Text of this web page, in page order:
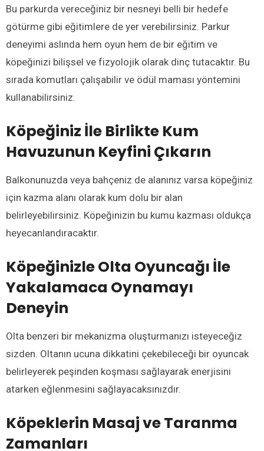
Bu parkurda vereceğiniz bir nesneyi belli bir hedefe
götürme gibi eğitimlere de yer verebilirsiniz. Parkur
deneyimi aslında hem oyun hem de bir eğitim ve
köpeğinizi bilişsel ve fizyolojik olarak dinç tutacaktır. Bu
sırada komutları çalışabilir ve ödül maması yöntemini
kullanabilirsiniz.
Köpeğiniz İle Birlikte Kum
Havuzunun Keyfini Çıkarın
Balkonunuzda veya bahçeniz de alanınız varsa köpeğiniz
için kazma alanı olarak kum dolu bir alan
belirleyebilirsiniz. Köpeğinizin bu kumu kazması oldukça
heyecanlandıracaktır.
KöpeğinizleOlta Oyuncağı İle
Yakalamaca Oynamayı
Deneyin
Olta benzeri bir mekanizma oluşturmanızı isteyeceğiz
sizden. Oltanın ucuna dikkatini çekebileceği bir oyuncak
belirleyerek peşinden koşması sağlayarak enerjisini
atarken eğlenmesini sağlayacaksınızdır.
Köpeklerin Masaj ve Taranma
Zamanları